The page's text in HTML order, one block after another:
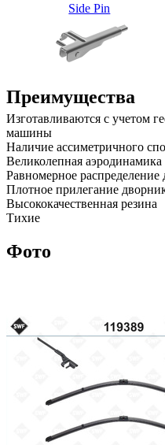
Side Pin
Преимущества
Изготавливаются с учетом
машины
Наличие ассиметричного
Великолепная аэродинамика
Равномерное
Плотное прилегание
Высококачественная резина
Тихие
Фото